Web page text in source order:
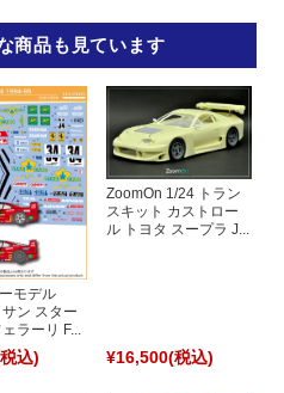
商品も見ています
モデル
ン スター
ラーリ F...
込)
ZoomOn 1/24 トラン
スキット カストロー
ル トヨタ スープラ J...
¥16,500(税込)